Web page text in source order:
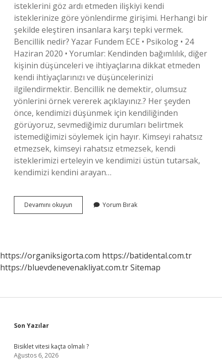
isteklerini göz ardı etmeden ilişkiyi kendi
isteklerinize göre yönlendirme girişimi. Herhangi bir
şekilde eleştiren insanlara karşı tepki vermek.
Bencillik nedir? Yazar Fundem ECE • Psikolog • 24
Haziran 2020 • Yorumlar: Kendinden bağımlılık, diğer
kişinin düşünceleri ve ihtiyaçlarına dikkat etmeden
kendi ihtiyaçlarınızı ve düşüncelerinizi
ilgilendirmektir. Bencillik ne demektir, olumsuz
yönlerini örnek vererek açıklayınız.? Her şeyden
önce, kendimizi düşünmek için kendiliğinden
görüyoruz, sevmediğimiz durumları belirtmek
istemediğimizi söylemek için hayır. Kimseyi rahatsız
etmezsek, kimseyi rahatsız etmezsek, kendi
isteklerimizi erteleyin ve kendimizi üstün tutarsak,
kendimizi kendini arayan…
Devamını okuyun Bencillik
Ne
Açıklayınız
Yorum Bırak
https://organiksigorta.com https://batidental.com.tr
https://bluevdenevenakliyat.com.trSitemap
Sidebar
Son Yazılar
Bisiklet vitesi kaçta olmalı ?
Ağustos 6, 2026